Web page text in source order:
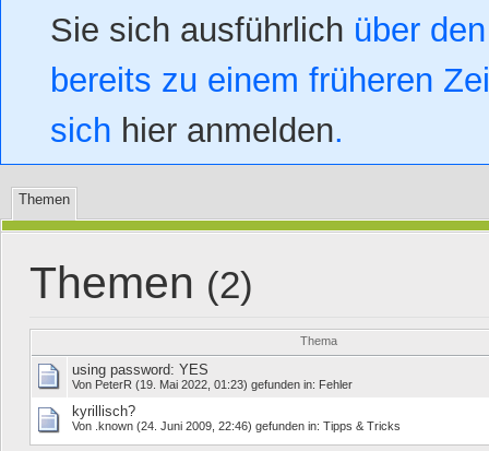
Sie sich ausführlich über
bereits zu einem früheren
sich hier anmelden.
Themen
Themen (2)
Thema
using password: YES
Von PeterR (19. Mai 2022, 01:23) gefunden in: Fehler
kyrillisch?
Von .known (24. Juni 2009, 22:46) gefunden in: Tipps & Tricks